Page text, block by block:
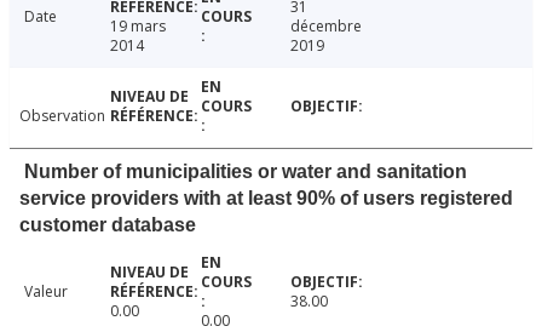
Date
19 mars
2014
31
décembre
2019
Observation
Number of municipalities or water and sanitation
service providers with at least 90% of users registered
customer database
Valeur
0.00
0.00
38.00